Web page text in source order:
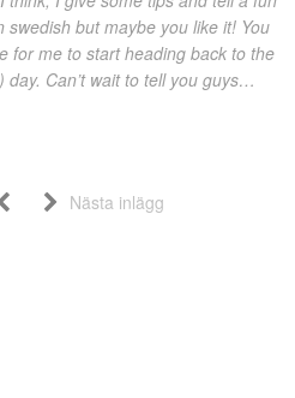
but maybe you like it! You
for me to start heading back to the
Can’t wait to tell you guys…
Nästa inlägg